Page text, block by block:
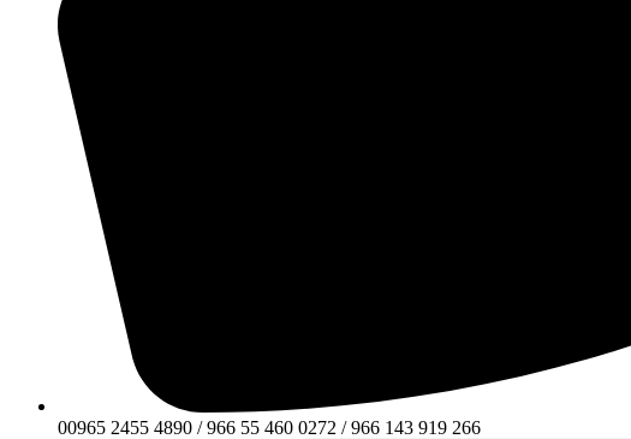
00965 2455 4890 / 966 55 460 0272 / 966 143 919 266